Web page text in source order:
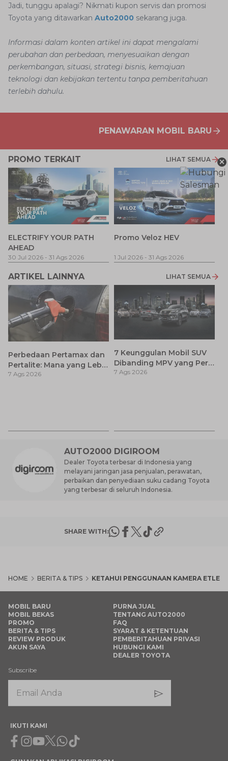
Jadi, tunggu apalagi? Nikmati kupon servis dan promosi
Toyota yang ditawarkan Auto2000 sekarang juga.
Informasi dalam konten artikel ini dapat mengalami
perubahan dan perbedaan, menyesuaikan dengan
perkembangan, situasi, strategi bisnis, kemajuan
teknologi dan kebijakan tertentu tanpa pemberitahuan
terlebih dahulu.
PENAWARAN MOBIL BARU
PROMO TERKAIT LIHAT SEMUA
ELECTRIFY YOUR PATH
AHEAD
30 Jul 2026 - 31 Ags 2026
Promo Veloz HEV
1 Jul 2026 - 31 Ags 2026
ARTIKEL LAINNYA LIHAT SEMUA
Perbedaan Pertamax dan
Pertalite: Mana yang Lebih
Baik untuk Mobil Toyota
7 Ags 2026
7 Keunggulan Mobil SUV
Dibanding MPV yang Perlu
Anda Ketahui
7 Ags 2026
AUTO2000 DIGIROOM
Dealer Toyota terbesar di Indonesia yang
melayani jaringan jasa penjualan, perawatan,
perbaikan dan penyediaan suku cadang Toyota
yang terbesar di seluruh Indonesia.
SHARE WITH:
HOME BERITA & TIPS KETAHUI PENGGUNAAN KAMERA ETLE
×
MOBIL BARU
MOBIL BEKAS
PROMO
BERITA & TIPS
REVIEW PRODUK
AKUN SAYA
PURNA JUAL
TENTANG AUTO2000
FAQ
SYARAT & KETENTUAN
PEMBERITAHUAN PRIVASI
HUBUNGI KAMI
DEALER TOYOTA
Subscribe
IKUTI KAMI
Facebook
Instagram
Youtube
X Whatsapp
Tiktok